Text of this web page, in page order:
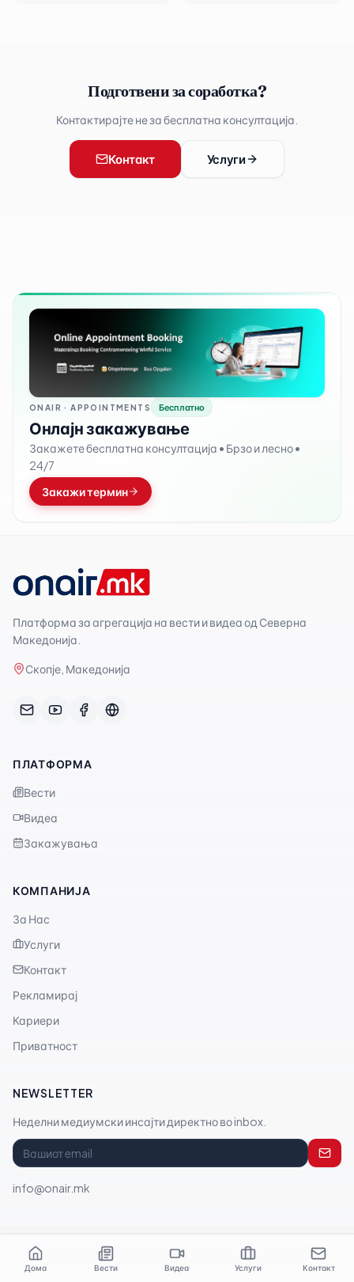
Дома Вести Видеа Услуги Контакт
Подготвени за соработка?
Контактирајте не за бесплатна консултација.
Контакт Услуги
ONAIR ·APPOINTMENTS Бесплатно
Онлајн закажување
Закажете бесплатна консултација • Брзо и лесно •
24/7
Закажи термин
Платформа за агрегација на вести и видеа од Северна
Македонија.
Скопје, Македонија
ПЛАТФОРМА
Вести
Видеа
Закажувања
КОМПАНИЈА
За Нас
Услуги
Контакт
Рекламирај
Кариери
Приватност
NEWSLETTER
Неделни медиумски инсајти директно во inbox.
info@onair.mk
© 2026 ONAIR.MK— A FourMediacompany.
Сите права задржани.
Услуги Приватност УсловиFourMedia.ch